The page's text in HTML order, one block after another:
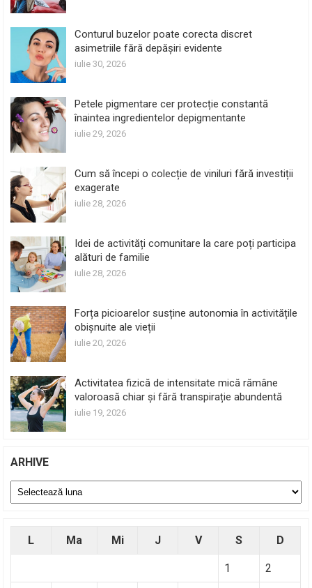
Conturul buzelor poate corecta discret
asimetriile fără depășiri evidente
iulie 30, 2026
Petele pigmentare cer protecție constantă
înaintea ingredientelor depigmentante
iulie 29, 2026
Cum să începi o colecție de viniluri fără investiții
exagerate
iulie 28, 2026
Idei de activități comunitare la care poți participa
alături de familie
iulie 28, 2026
Forța picioarelor susține autonomia în activitățile
obișnuite ale vieții
iulie 20, 2026
Activitatea fizică de intensitate mică rămâne
valoroasă chiar și fără transpirație abundentă
iulie 19, 2026
ARHIVE
Arhive
L Ma Mi J V S D
1 2